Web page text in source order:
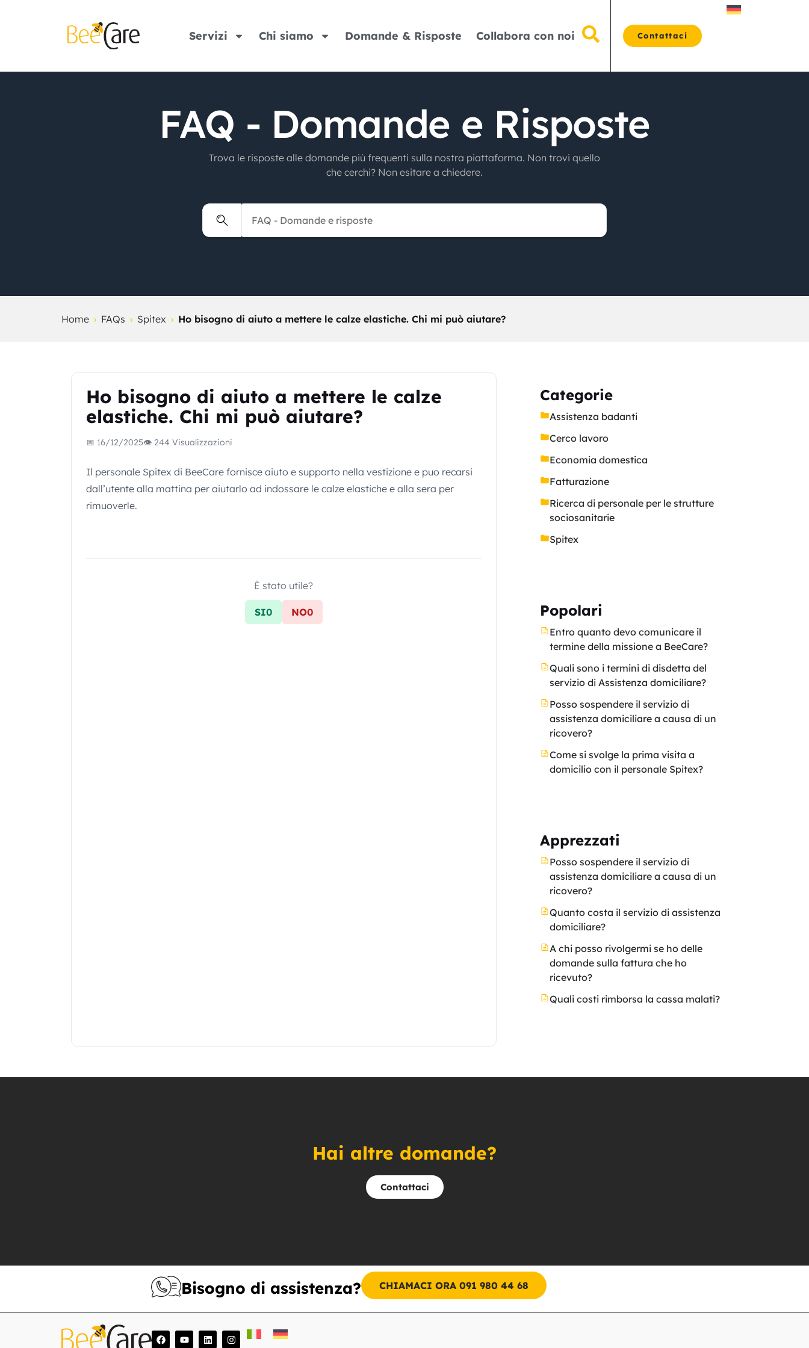
Servizi Chi siamo Domande & Risposte Collabora con noi Contattaci
FAQ - Domande e Risposte
Trova le risposte alle domande più frequenti sulla nostra piattaforma. Non trovi quello
che cerchi? Non esitare a chiedere.
Home › FAQs › Spitex › Ho bisogno di aiuto a mettere le calze elastiche. Chi mi può aiutare?
Ho bisogno di aiuto a mettere le calze
elastiche. Chi mi può aiutare?
📅 16/12/2025👁 244 Visualizzazioni
Il personale Spitex di BeeCare fornisce aiuto e supporto nella vestizione e puo recarsi
dall’utente alla mattina per aiutarlo ad indossare le calze elastiche e alla sera per
rimuoverle.
È stato utile?
SI0 NO0
Categorie
Assistenza badanti
Cerco lavoro
Economia domestica
Fatturazione
Ricerca di personale per le strutture
sociosanitarie
Spitex
Popolari
Entro quanto devo comunicare il
termine della missione a BeeCare?
Quali sono i termini di disdetta del
servizio di Assistenza domiciliare?
Posso sospendere il servizio di
assistenza domiciliare a causa di un
ricovero?
Come si svolge la prima visita a
domicilio con il personale Spitex?
Apprezzati
Posso sospendere il servizio di
assistenza domiciliare a causa di un
ricovero?
Quanto costa il servizio di assistenza
domiciliare?
A chi posso rivolgermi se ho delle
domande sulla fattura che ho
ricevuto?
Quali costi rimborsa la cassa malati?
Hai altre domande?
Contattaci
Bisogno di assistenza? CHIAMACI ORA 091 980 44 68